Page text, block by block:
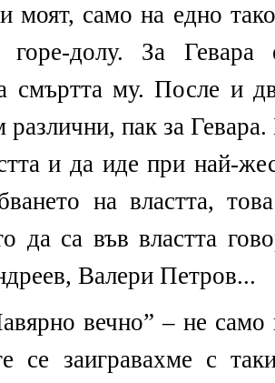
моят, само на едно
горе-долу. За
смъртта му. После и
различни, пак за
и да иде при най-
на властта,
да са във властта
Валери Петров...
вечно” – не
се заигравахме с